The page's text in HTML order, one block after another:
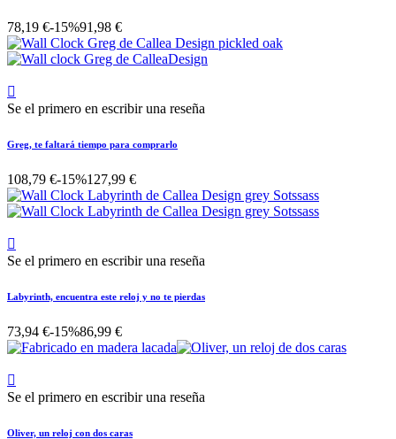
78,19 €-15%91,98 €

Se el primero en escribir una reseña
Greg, te faltará tiempo para comprarlo
108,79 €-15%127,99 €

Se el primero en escribir una reseña
Labyrinth, encuentra este reloj y no te pierdas
73,94 €-15%86,99 €

Se el primero en escribir una reseña
Oliver, un reloj con dos caras